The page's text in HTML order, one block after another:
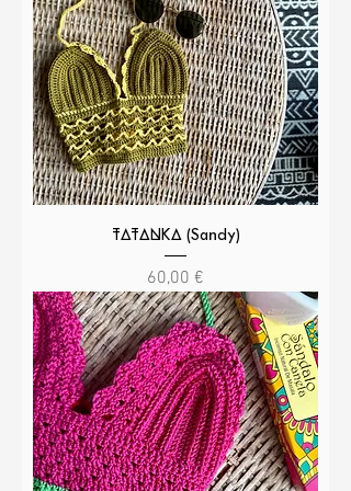
TATANKA (Sandy)
Precio
60,00 €